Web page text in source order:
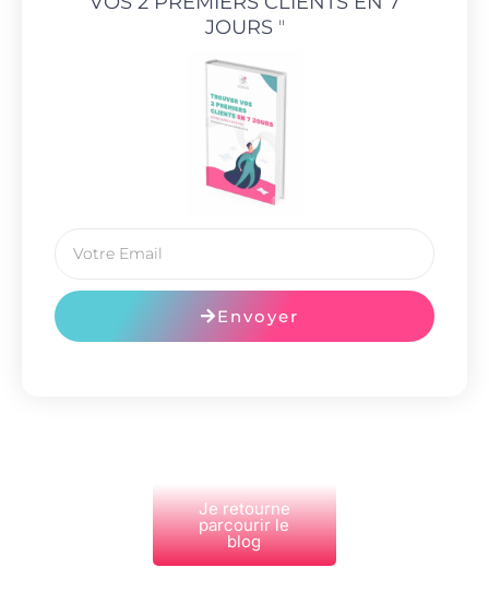
JOURS"
Envoyer
Je retourne
parcourir le
blog